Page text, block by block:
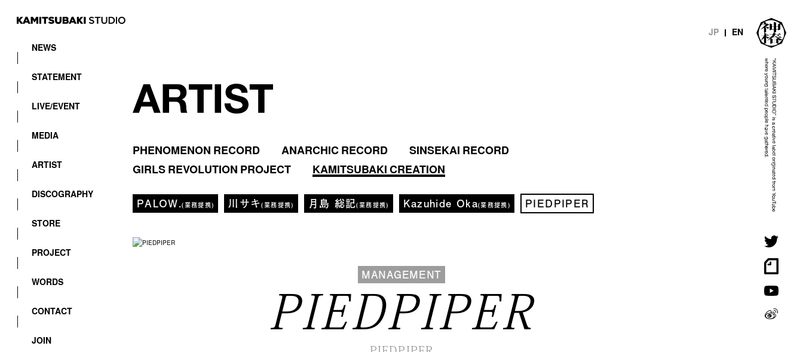
NEWS
STATEMENT
LIVE/EVENT
MEDIA
ARTIST
DISCOGRAPHY
STORE
PROJECT
WORDS
CONTACT
JOIN
JP EN
PHENOMENON RECORD ANARCHIC RECORD
SINSEKAI RECORD
GIRLS REVOLUTION PROJECT
KAMITSUBAKI CREATION
PALOW.(業務提携) 川サキ(業務提携) 月島 総記(業務提携) Kazuhide Oka(業務提携) PIEDPIPER
MANAGEMENT
PIEDPIPER